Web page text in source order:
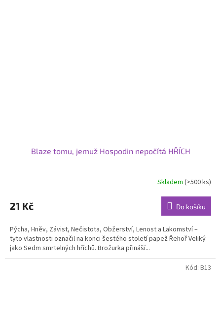
Blaze tomu, jemuž Hospodin nepočítá HŘÍCH
Skladem (>500 ks)
21 Kč Do košíku
Pýcha, Hněv, Závist, Nečistota, Obžerství, Lenost a Lakomství –
tyto vlastnosti označil na konci šestého století papež Řehoř Veliký
jako Sedm smrtelných hříchů. Brožurka přináší...
Kód: B13